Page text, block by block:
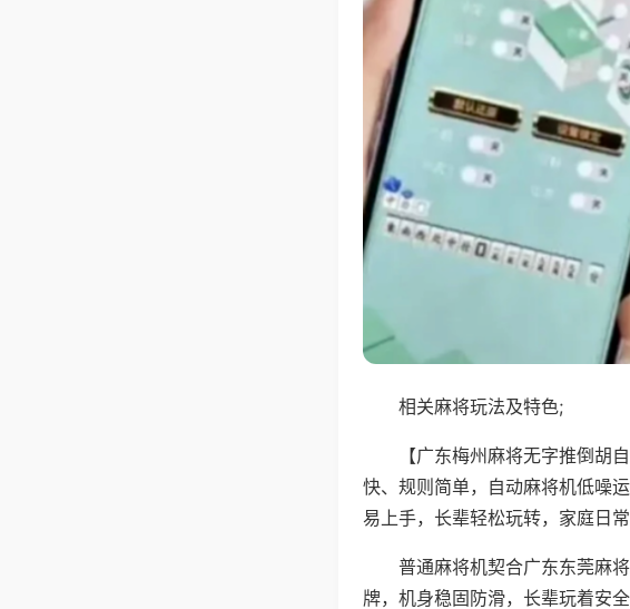
相关麻将玩法及特色;
【广东梅州麻将无字推倒胡
快、规则简单，自动麻将机低噪
易上手，长辈轻松玩转，家庭日
普通麻将机契合广东东莞麻
牌，机身稳固防滑，长辈玩着安